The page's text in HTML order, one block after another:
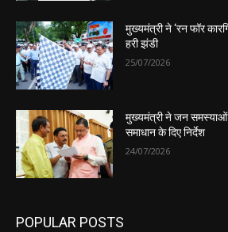
मुख्यमंत्री ने ‘रन फॉर
हरी झंडी
25/07/2026
मुख्यमंत्री ने जन समस्याओं
समाधान के दिए निर्देश
24/07/2026
POPULAR POSTS